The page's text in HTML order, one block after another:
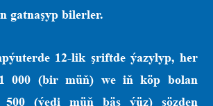
gatnaşyp bilerler.
12-lik şriftde ýazylyp, her
1 000 (bir müň) we iň köp bolan
500 (ýedi müň bäş ýüz) sözden